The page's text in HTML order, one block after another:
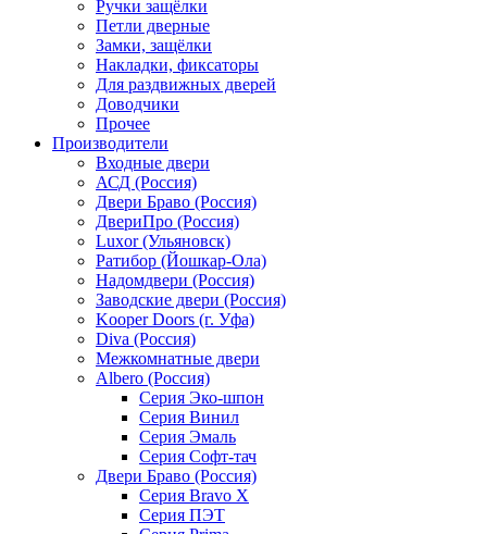
Ручки защёлки
Петли дверные
Замки, защёлки
Накладки, фиксаторы
Для раздвижных дверей
Доводчики
Прочее
Производители
Входные двери
АСД (Россия)
Двери Браво (Россия)
ДвериПро (Россия)
Luxor (Ульяновск)
Ратибор (Йошкар-Ола)
Надомдвери (Россия)
Заводские двери (Россия)
Kooper Doors (г. Уфа)
Diva (Россия)
Межкомнатные двери
Albero (Россия)
Серия Эко-шпон
Серия Винил
Серия Эмаль
Серия Софт-тач
Двери Браво (Россия)
Серия Bravo X
Серия ПЭТ